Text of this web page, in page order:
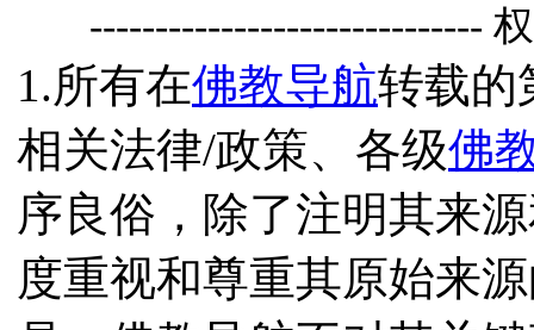
------------------------------
1.所有在佛教导航转载的
相关法律/政策、各级佛
序良俗，除了注明其来
度重视和尊重其原始来